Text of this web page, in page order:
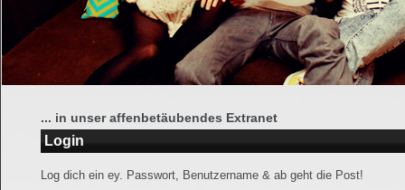
... in unser affenbetäubendes Extranet
Login
Log dich ein ey. Passwort, Benutzername & ab geht die Post!